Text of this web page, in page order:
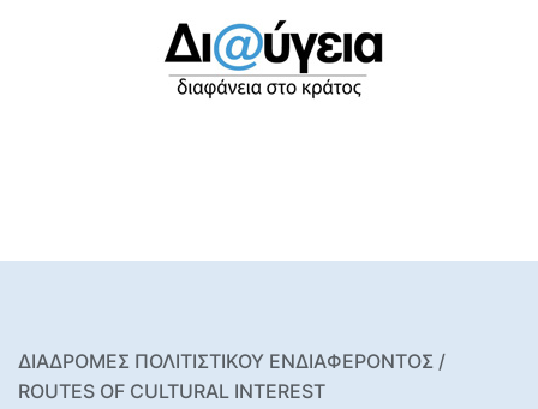
ΔΙΑΔΡΟΜΕΣ ΠΟΛΙΤΙΣΤΙΚΟΥ ΕΝΔΙΑΦΕΡΟΝΤΟΣ /
ROUTES OF CULTURAL INTEREST